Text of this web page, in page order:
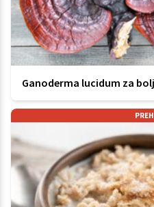
Ganoderma lucidum za